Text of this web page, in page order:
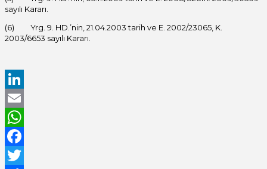
sayılı Kararı.
(6) Yrg. 9. HD.’nin, 21.04.2003 tarih ve E. 2002/23065, K.
2003/6653 sayılı Kararı.
LinkedIn
Email
WhatsApp
Facebook